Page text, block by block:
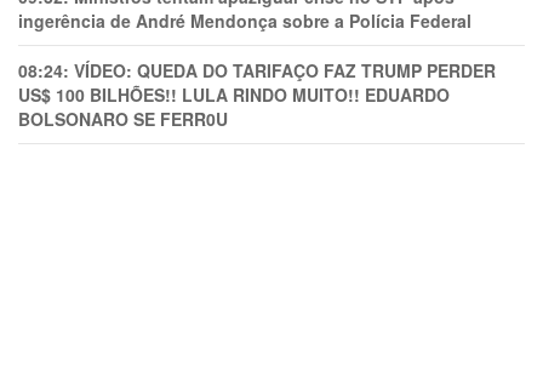
ingerência de André Mendonça sobre a Polícia Federal
08:24: VÍDEO: QUEDA DO TARIFAÇO FAZ TRUMP PERDER
US$ 100 BILHÕES!! LULA RINDO MUITO!! EDUARDO
BOLSONARO SE FERR0U